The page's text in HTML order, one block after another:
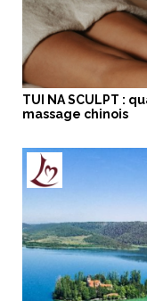
TUI NA SCULPT :
massage chinois